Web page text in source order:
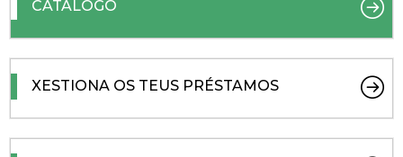
CATÁLOGO
XESTIONA OS TEUS PRÉSTAMOS